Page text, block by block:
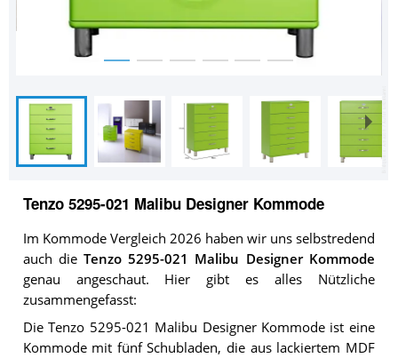
Tenzo 5295-021 Malibu Designer Kommode
Im Kommode Vergleich 2026 haben wir uns selbstredend
auch dieTenzo 5295-021 Malibu Designer Kommode
genau angeschaut. Hier gibt es alles Nützliche
zusammengefasst:
Die Tenzo 5295-021 Malibu Designer Kommode ist eine
Kommode mit fünf Schubladen, die aus lackiertem MDF